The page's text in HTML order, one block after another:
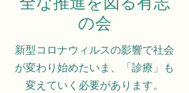
の会
新型コロナウィルスの影響で社会
が変わり始めたいま、「診療」も
変えていく必要があります。